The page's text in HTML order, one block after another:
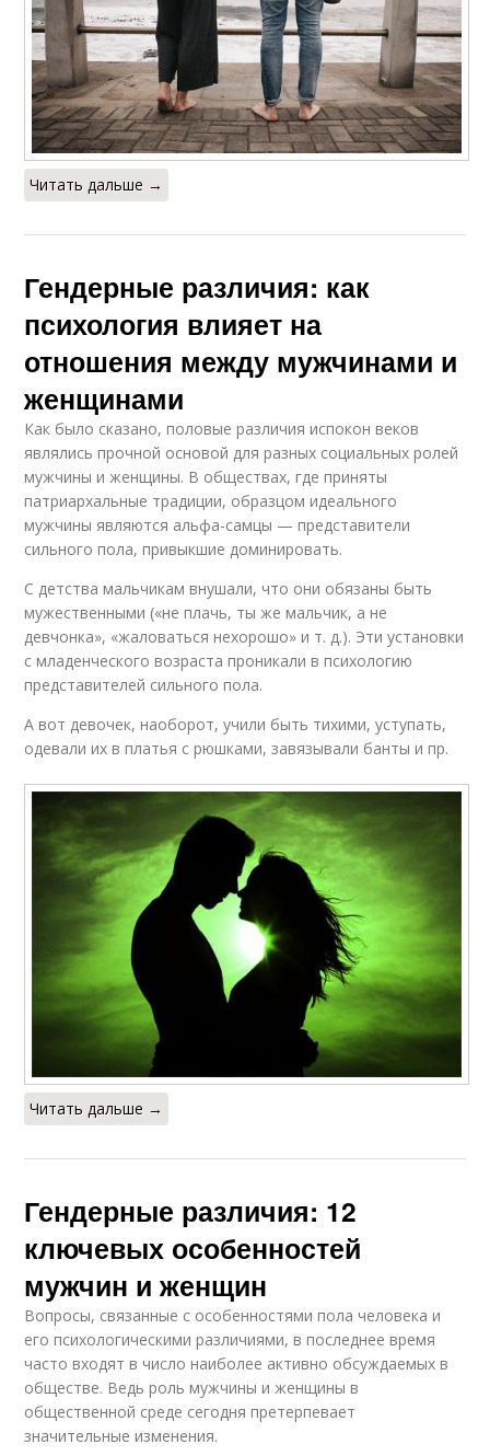
Читать дальше →
Гендерные различия: как
психология влияет на
отношения между мужчинами и
женщинами
Как было сказано, половые различия испокон веков
являлись прочной основой для разных социальных ролей
мужчины и женщины. В обществах, где приняты
патриархальные традиции, образцом идеального
мужчины являются альфа-самцы — представители
сильного пола, привыкшие доминировать.
С детства мальчикам внушали, что они обязаны быть
мужественными («не плачь, ты же мальчик, а не
девчонка», «жаловаться нехорошо» и т. д.). Эти установки
с младенческого возраста проникали в психологию
представителей сильного пола.
А вот девочек, наоборот, учили быть тихими, уступать,
одевали их в платья с рюшками, завязывали банты и пр.
Читать дальше →
Гендерные различия: 12
ключевых особенностей
мужчин и женщин
Вопросы, связанные с особенностями пола человека и
его психологическими различиями, в последнее время
часто входят в число наиболее активно обсуждаемых в
обществе. Ведь роль мужчины и женщины в
общественной среде сегодня претерпевает
значительные изменения.